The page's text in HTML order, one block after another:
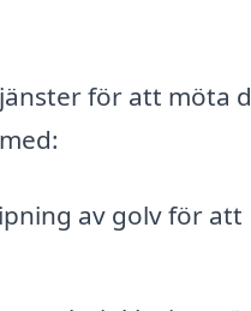
för att möta
av golv för att